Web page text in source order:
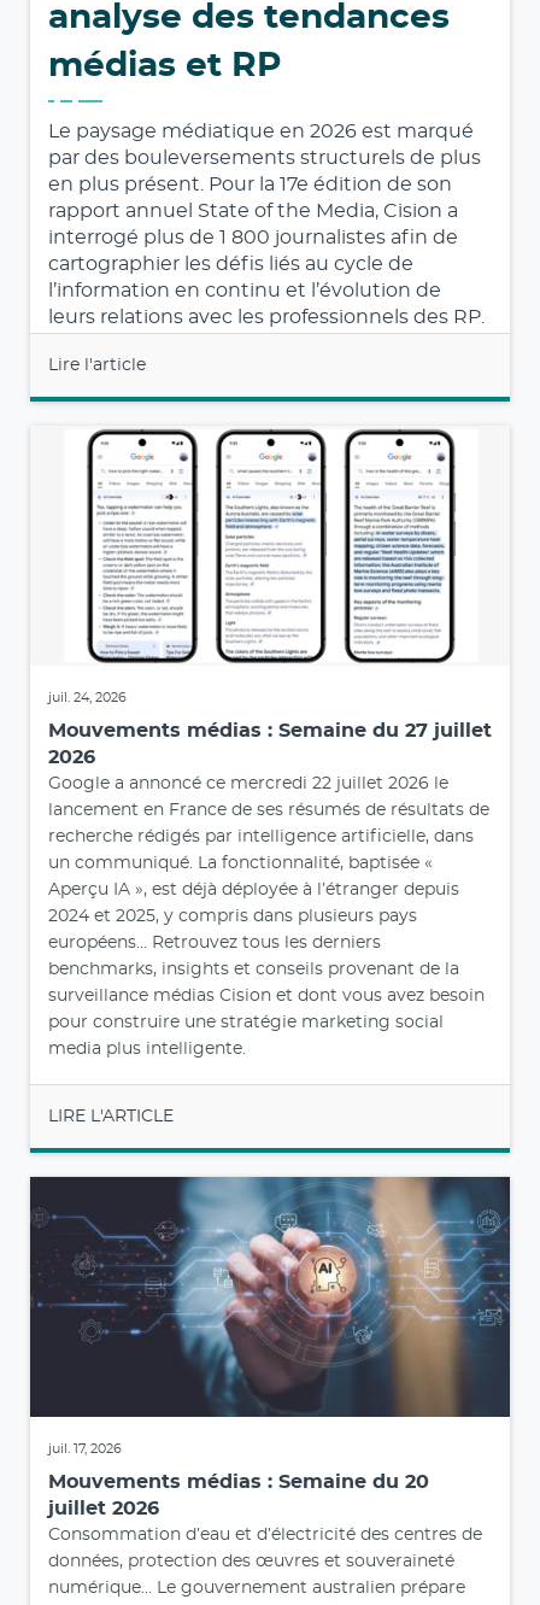
analyse des tendances
médias et RP
Le paysage médiatique en 2026 est marqué
par des bouleversements structurels de plus
en plus présent. Pour la 17e édition de son
rapport annuel State of the Media, Cision a
interrogé plus de 1 800 journalistes afin de
cartographier les défis liés au cycle de
l’information en continu et l’évolution de
leurs relations avec les professionnels des RP.
Lire l'article
juil. 24, 2026
Mouvements médias : Semaine du 27 juillet
2026
Google a annoncé ce mercredi 22 juillet 2026 le
lancement en France de ses résumés de résultats de
recherche rédigés par intelligence artificielle, dans
un communiqué. La fonctionnalité, baptisée «
Aperçu IA », est déjà déployée à l’étranger depuis
2024 et 2025, y compris dans plusieurs pays
européens... Retrouvez tous les derniers
benchmarks, insights et conseils provenant de la
surveillance médias Cision et dont vous avez besoin
pour construire une stratégie marketing social
media plus intelligente.
LIRE L'ARTICLE
juil. 17, 2026
Mouvements médias : Semaine du 20
juillet 2026
Consommation d’eau et d’électricité des centres de
données, protection des œuvres et souveraineté
numérique... Le gouvernement australien prépare